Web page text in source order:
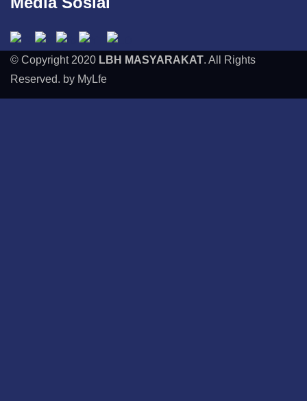
© Copyright 2020 LBH MASYARAKAT. All Rights
Reserved. by MyLfe